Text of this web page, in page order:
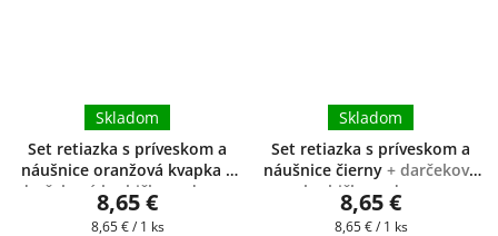
Set retiazka s príveskom a
náušnice oranžová kvapka +
darčeková krabička zadarmo
Skladom
8,65 €
Jednotková
8,65 € / 1 ks
Set retiazka s príveskom a
náušnice čierny + darčeková
krabička zadarmo
Skladom
8,65 €
Jednotková
8,65 € / 1 ks